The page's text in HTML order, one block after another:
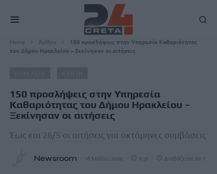
Home Άρθρα
150 προσλήψεις στην Υπηρεσία Καθαριότητας
του Δήμου Ηρακλείου – Ξεκίνησαν οι αιτήσεις
150 προσλήψεις στην Υπηρεσία
Καθαριότητας του Δήμου Ηρακλείου –
Ξεκίνησαν οι αιτήσεις
Έως και 26/5 οι αιτήσεις για οκτάμηνες συμβάσεις
Newsroom 18 Μαΐου, 2026 11:31 Διαβάζεται σε 1'